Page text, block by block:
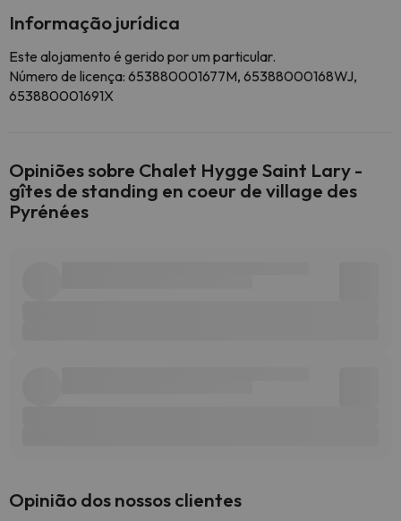
Informação jurídica
Este alojamento é gerido por um particular.
Número de licença: 653880001677M, 65388000168WJ,
653880001691X
Opiniões sobre Chalet Hygge Saint Lary -
gîtes de standing en coeur de village des
Pyrénées
Opinião dos nossos clientes